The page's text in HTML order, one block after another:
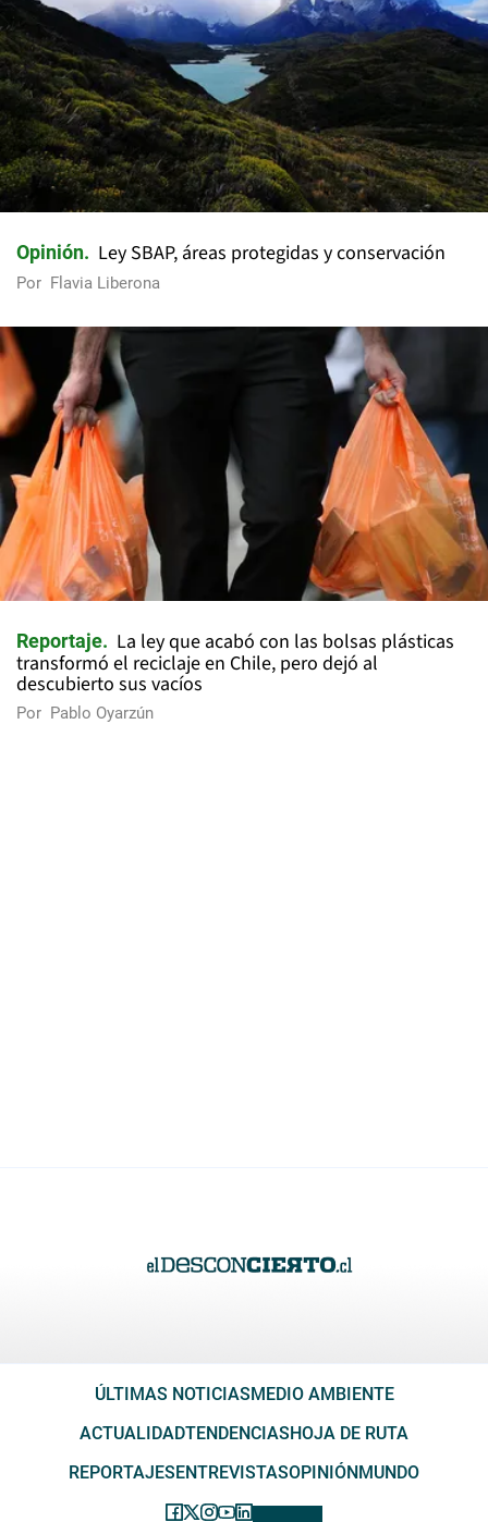
Opinión Ley SBAP, áreas protegidas y conservación
Por Flavia Liberona
Reportaje
La ley que acabó con las bolsas plásticas
transformó el reciclaje en Chile, pero dejó al
descubierto sus vacíos
Por Pablo Oyarzún
ÚLTIMAS NOTICIASMEDIO AMBIENTE
ACTUALIDADTENDENCIASHOJA DE RUTA
REPORTAJESENTREVISTASOPINIÓNMUNDO